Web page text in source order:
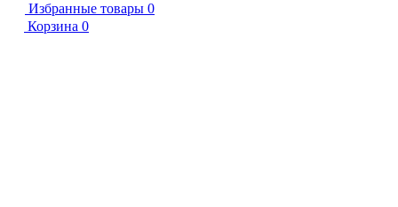
Избранные товары 0
Корзина 0